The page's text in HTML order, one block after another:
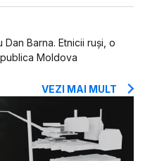
Barna. Etnicii ruși, o
Moldova
VEZI MAI MULT